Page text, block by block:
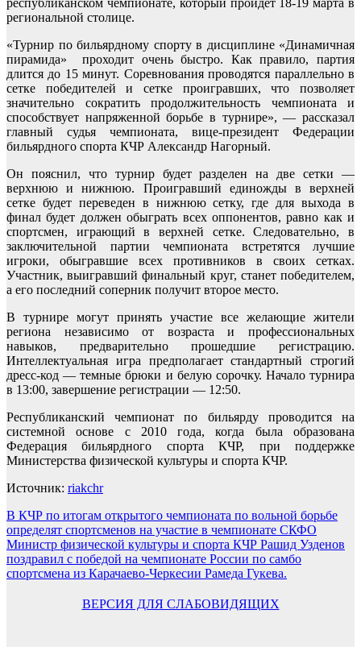
региональной столице.
«Турнир по бильярдному спорту в дисциплине «Динамичная
пирамида» проходит очень быстро. Как правило, партия
длится до 15 минут. Соревнования проводятся параллельно в
сетке победителей и сетке проигравших, что позволяет
значительно сократить продолжительность чемпионата и
способствует напряженной борьбе в турнире», — рассказал
главный судья чемпионата, вице-президент Федерации
бильярдного спорта КЧР Александр Нагорный.
Он пояснил, что турнир будет разделен на две сетки —
верхнюю и нижнюю. Проигравший единожды в верхней
сетке будет переведен в нижнюю сетку, где для выхода в
финал будет должен обыграть всех оппонентов, равно как и
спортсмен, играющий в верхней сетке. Следовательно, в
заключительной партии чемпионата встретятся лучшие
игроки, обыгравшие всех противников в своих сетках.
Участник, выигравший финальный круг, станет победителем,
а его последний соперник получит второе место.
В турнире могут принять участие все желающие жители
региона независимо от возраста и профессиональных
навыков, предварительно прошедшие регистрацию.
Интеллектуальная игра предполагает стандартный строгий
дресс-код — темные брюки и белую сорочку. Начало турнира
в 13:00, завершение регистрации — 12:50.
Республиканский чемпионат по бильярду проводится на
системной основе с 2010 года, когда была образована
Федерация бильярдного спорта КЧР, при поддержке
Министерства физической культуры и спорта КЧР.
Источник: riakchr
Навигация
по
записям
В КЧР по итогам открытого чемпионата по вольной борьбе
определят спортсменов на участие в чемпионате СКФО
Министр физической культуры и спорта КЧР Рашид Узденов
поздравил с победой на чемпионате России по самбо
спортсмена из Карачаево-Черкесии Рамеда Гукева.
ВЕРСИЯ ДЛЯ СЛАБОВИДЯЩИХ